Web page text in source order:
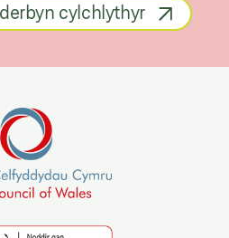
cylchlythyr